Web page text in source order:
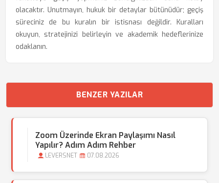
olacaktır. Unutmayın, hukuk bir detaylar bütünüdür; geçiş
süreciniz de bu kuralın bir istisnası değildir. Kuralları
okuyun, stratejinizi belirleyin ve akademik hedeflerinize
odaklanın.
BENZER YAZILAR
Zoom Üzerinde Ekran Paylaşımı Nasıl
Yapılır? Adım Adım Rehber
LEVERSNET 07.08.2026